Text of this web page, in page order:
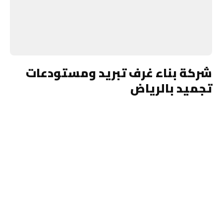
شركة بناء غرف تبريد ومستودعات
تجميد بالرياض